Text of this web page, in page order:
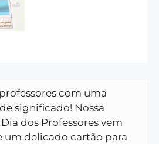
com uma
significado! Nossa
dos Professores vem
um delicado cartão para